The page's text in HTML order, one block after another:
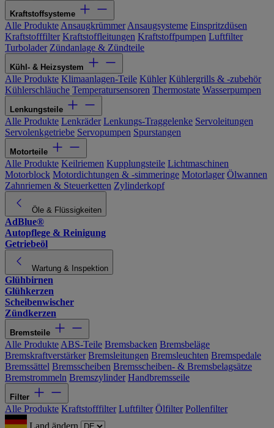
Kraftstoffsysteme
Alle Produkte Ansaugkrümmer Ansaugsysteme Einspritzdüsen
Kraftstofffilter Kraftstoffleitungen Kraftstoffpumpen Luftfilter
Turbolader Zündanlage & Zündteile
Kühl- & Heizsystem
Alle Produkte Klimaanlagen-Teile Kühler Kühlergrills & -zubehör
Kühlerschläuche Temperatursensoren Thermostate Wasserpumpen
Lenkungsteile
Alle Produkte Lenkräder Lenkungs-Traggelenke Servoleitungen
Servolenkgetriebe Servopumpen Spurstangen
Motorteile
Alle Produkte Keilriemen Kupplungsteile Lichtmaschinen
Motorblock Motordichtungen & -simmeringe Motorlager Ölwannen
Zahnriemen & Steuerketten Zylinderkopf
Öle & Flüssigkeiten
AdBlue®
Autopflege & Reinigung
Getriebeöl
Wartung & Inspektion
Glühbirnen
Glühkerzen
Scheibenwischer
Zündkerzen
Bremsteile
Alle Produkte ABS-Teile Bremsbacken Bremsbeläge
Bremskraftverstärker Bremsleitungen Bremsleuchten Bremspedale
Bremssättel Bremsscheiben Bremsscheiben- & Bremsbelagsätze
Bremstrommeln Bremszylinder Handbremsseile
Filter
Alle Produkte Kraftstofffilter Luftfilter Ölfilter Pollenfilter
Land ändern